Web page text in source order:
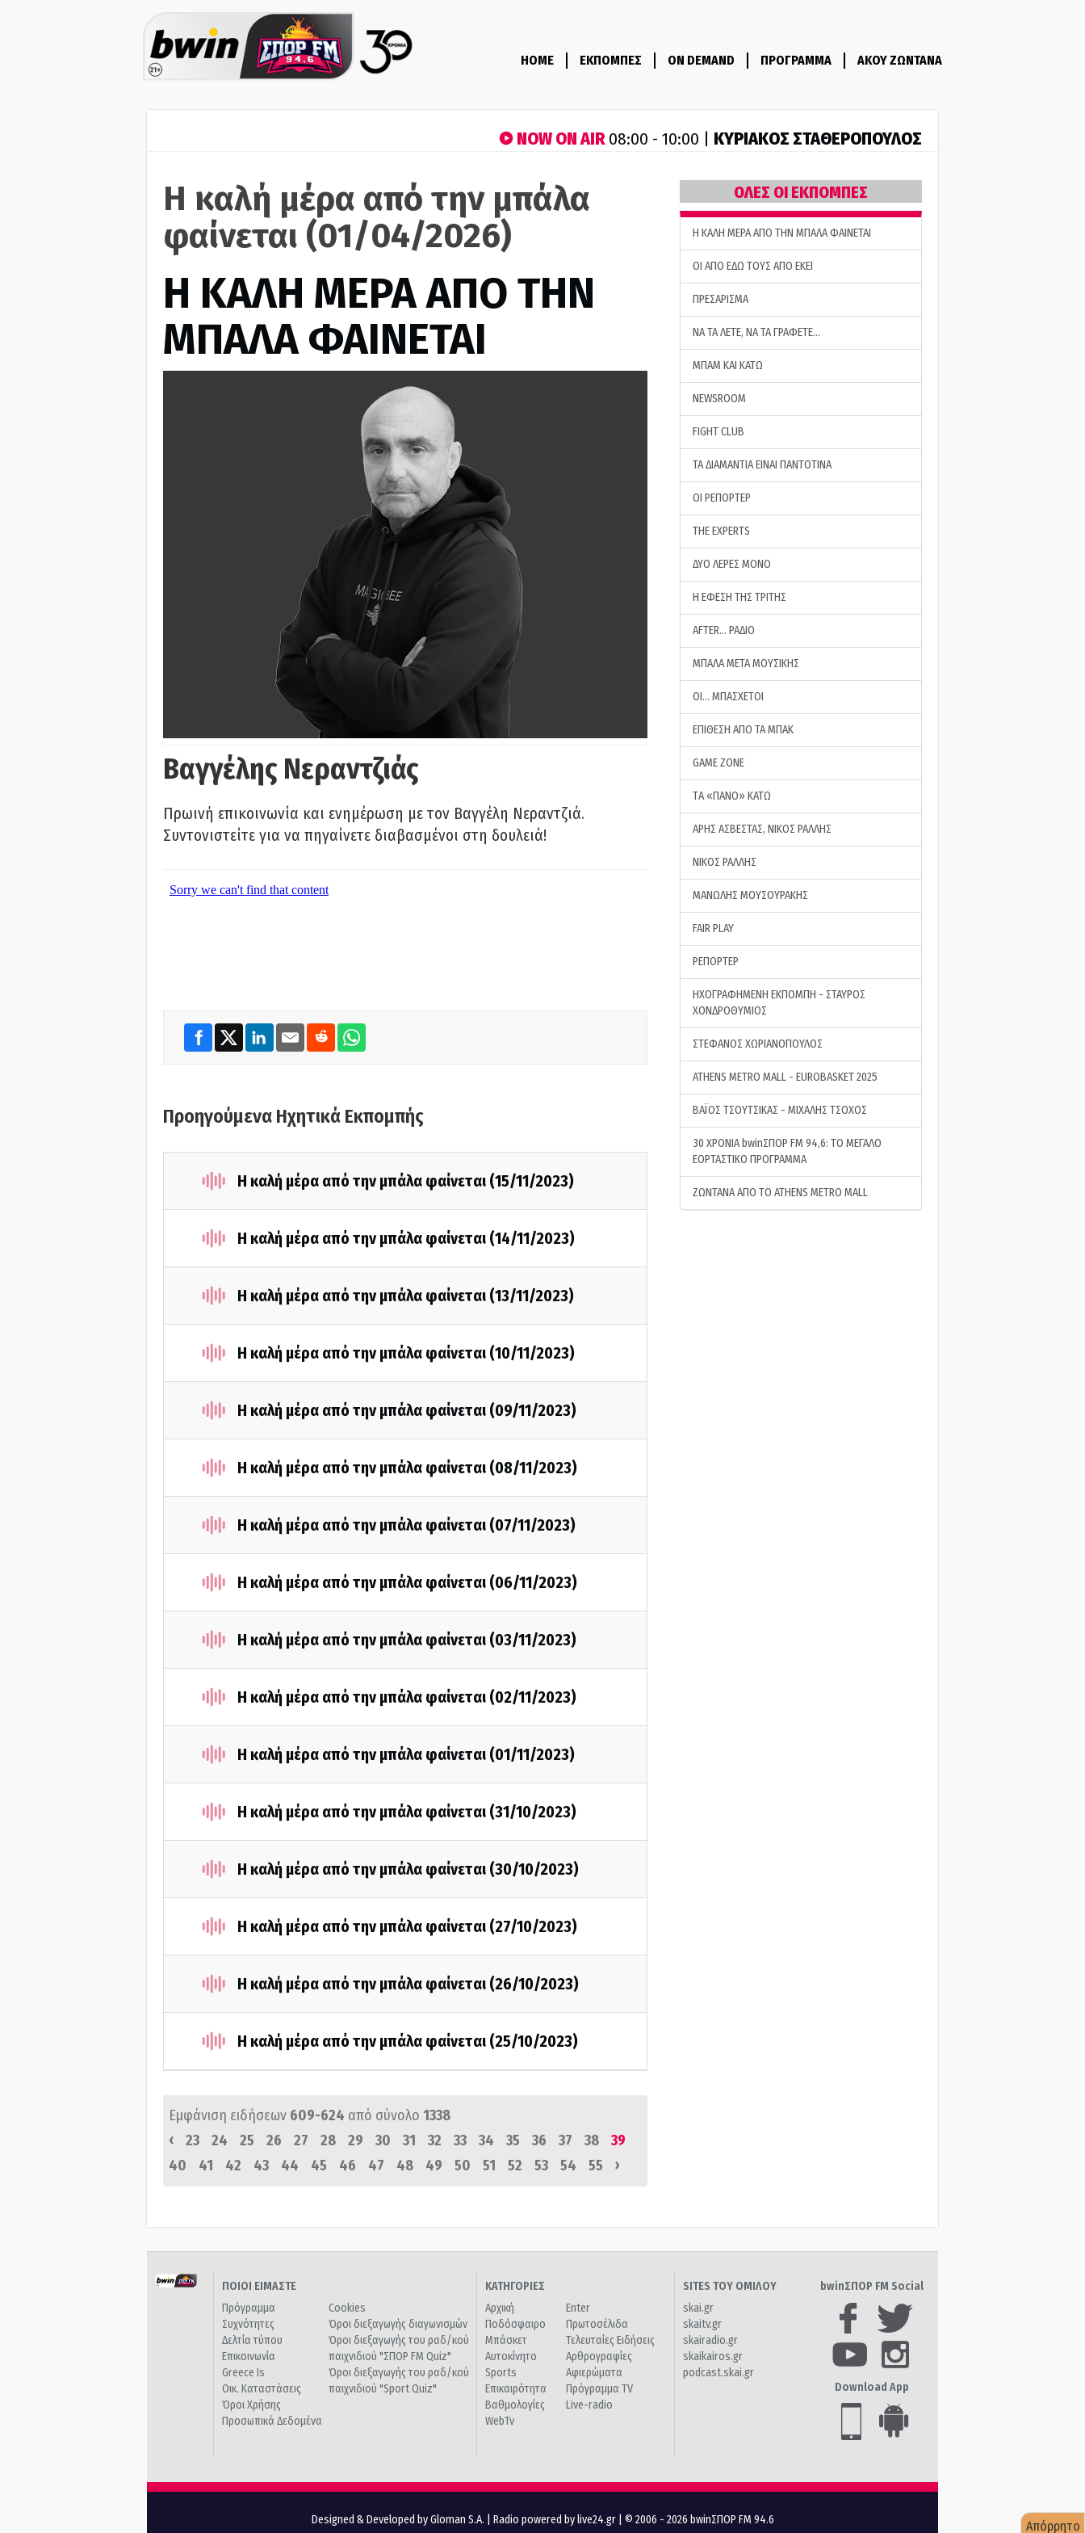
HOME ΕΚΠΟΜΠΕΣ ON DEMAND ΠΡΟΓΡΑΜΜΑ ΑΚΟΥ ΖΩΝΤΑΝΑ
NOW ON AIR08:00 - 10:00 | ΚΥΡΙΑΚΟΣ ΣΤΑΘΕΡΟΠΟΥΛΟΣ
Η καλή μέρα από την μπάλα
φαίνεται (01/04/2026)
H ΚΑΛΗ ΜΕΡΑ ΑΠΟ ΤΗΝ
ΜΠΑΛΑ ΦΑΙΝΕΤΑΙ
Βαγγέλης Νεραντζιάς
Πρωινή επικοινωνία και ενημέρωση με τον Βαγγέλη Νεραντζιά.
Συντονιστείτε για να πηγαίνετε διαβασμένοι στη δουλειά!
Προηγούμενα Ηχητικά Εκπομπής
Η καλή μέρα από την μπάλα φαίνεται (15/11/2023)
Η καλή μέρα από την μπάλα φαίνεται (14/11/2023)
Η καλή μέρα από την μπάλα φαίνεται (13/11/2023)
H καλή μέρα από την μπάλα φαίνεται (10/11/2023)
Η καλή μέρα από την μπάλα φαίνεται (09/11/2023)
H καλή μέρα από την μπάλα φαίνεται (08/11/2023)
H καλή μέρα από την μπάλα φαίνεται (07/11/2023)
Η καλή μέρα από την μπάλα φαίνεται (06/11/2023)
H καλή μέρα από την μπάλα φαίνεται (03/11/2023)
Η καλή μέρα από την μπάλα φαίνεται (02/11/2023)
Η καλή μέρα από την μπάλα φαίνεται (01/11/2023)
H καλή μέρα από την μπάλα φαίνεται (31/10/2023)
Η καλή μέρα από την μπάλα φαίνεται (30/10/2023)
Η καλή μέρα από την μπάλα φαίνεται (27/10/2023)
Η καλή μέρα από την μπάλα φαίνεται (26/10/2023)
Η καλή μέρα από την μπάλα φαίνεται (25/10/2023)
Εμφάνιση ειδήσεων 609-624 από σύνολο 1338
‹
23 24 25 26 27 28 29 30 31 32 33 34 35 36 37 38
39
40
41 42 43 44 45 46 47 48 49 50 51 52 53 54 55 ›
ΟΛΕΣ ΟΙ ΕΚΠΟΜΠΕΣ
H ΚΑΛΗ ΜΕΡΑ ΑΠΟ ΤΗΝ ΜΠΑΛΑ ΦΑΙΝΕΤΑΙ
ΟΙ ΑΠΟ ΕΔΩ ΤΟΥΣ ΑΠΟ ΕΚΕΙ
ΠΡΕΣΑΡΙΣΜΑ
ΝΑ ΤΑ ΛΕΤΕ, ΝΑ ΤΑ ΓΡΑΦΕΤΕ…
ΜΠΑΜ ΚΑΙ ΚΑΤΩ
NEWSROOM
FIGHT CLUB
ΤΑ ΔΙΑΜΑΝΤΙΑ ΕΙΝΑΙ ΠΑΝΤΟΤΙΝΑ
ΟΙ ΡΕΠΟΡΤΕΡ
THE EXPERTS
ΔΥΟ ΛΕΡΕΣ ΜΟΝΟ
Η ΕΦΕΣΗ ΤΗΣ ΤΡΙΤΗΣ
AFTER… ΡΑΔΙΟ
ΜΠΑΛΑ ΜΕΤΑ ΜΟΥΣΙΚΗΣ
ΟΙ… ΜΠΑΣΧΕΤΟΙ
ΕΠΙΘΕΣΗ ΑΠΟ ΤΑ ΜΠΑΚ
GAME ZONE
ΤA «ΠΑΝΟ» ΚΑΤΩ
ΑΡΗΣ ΑΣΒΕΣΤΑΣ, ΝΙΚΟΣ ΡΑΛΛΗΣ
ΝΙΚΟΣ ΡΑΛΛΗΣ
ΜΑΝΩΛΗΣ ΜΟΥΣΟΥΡΑΚΗΣ
FAIR PLAY
ΡΕΠΟΡΤΕΡ
ΗΧΟΓΡΑΦΗΜΕΝΗ ΕΚΠΟΜΠΗ - ΣΤΑΥΡΟΣ
ΧΟΝΔΡΟΘΥΜΙΟΣ
ΣΤΕΦΑΝΟΣ ΧΩΡΙΑΝΟΠΟΥΛΟΣ
ATHENS METRO MALL - EUROBASKET 2025
ΒΑΪΟΣ ΤΣΟΥΤΣΙΚΑΣ - ΜΙΧΑΛΗΣ ΤΣΟΧΟΣ
30 ΧΡΟΝΙΑ bwinΣΠΟΡ FM 94,6: ΤΟ ΜΕΓΑΛΟ
ΕΟΡΤΑΣΤΙΚΟ ΠΡΟΓΡΑΜΜΑ
ΖΩΝΤΑΝΑ ΑΠΟ ΤΟ ATHENS METRO MALL
ΠΟΙΟΙ ΕΙΜΑΣΤΕ
Πρόγραμμα
Συχνότητες
Δελτία τύπου
Επικοινωνία
Greece Is
Οικ. Καταστάσεις
Όροι Χρήσης
Προσωπικά Δεδομένα
Cookies
Όροι διεξαγωγής διαγωνισμών
Όροι διεξαγωγής του ραδ/κού
παιχνιδιού "ΣΠΟΡ FM Quiz"
Όροι διεξαγωγής του ραδ/κού
παιχνιδιού "Sport Quiz"
ΚΑΤΗΓΟΡΙΕΣ
Αρχική
Ποδόσφαιρο
Μπάσκετ
Αυτοκίνητο
Sports
Επικαιρότητα
Βαθμολογίες
WebTv
Enter
Πρωτοσέλιδα
Τελευταίες Ειδήσεις
Αρθρογραφίες
Αφιερώματα
Πρόγραμμα TV
Live-radio
SITES ΤΟΥ ΟΜΙΛΟΥ
skai.gr
skaitv.gr
skairadio.gr
skaikairos.gr
podcast.skai.gr
bwinΣΠΟΡ FM Social
Download App
Designed & Developed by Gloman S.A. Radio powered by live24.gr | © 2006 - 2026 bwinΣΠΟΡ FM 94.6 Απόρρητο